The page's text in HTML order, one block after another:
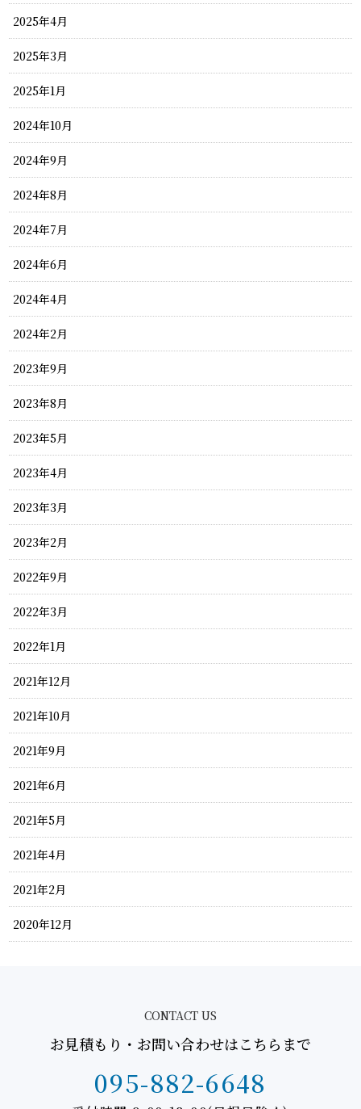
2025年4月
2025年3月
2025年1月
2024年10月
2024年9月
2024年8月
2024年7月
2024年6月
2024年4月
2024年2月
2023年9月
2023年8月
2023年5月
2023年4月
2023年3月
2023年2月
2022年9月
2022年3月
2022年1月
2021年12月
2021年10月
2021年9月
2021年6月
2021年5月
2021年4月
2021年2月
2020年12月
CONTACT US
お見積もり・お問い合わせはこちらまで
095-882-6648